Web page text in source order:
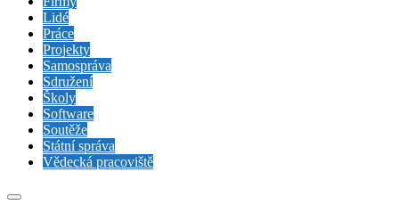
Lidé
Práce
Projekty
Samospráva
Sdružení
Školy
Software
Soutěže
Státní správa
Vědecká pracoviště